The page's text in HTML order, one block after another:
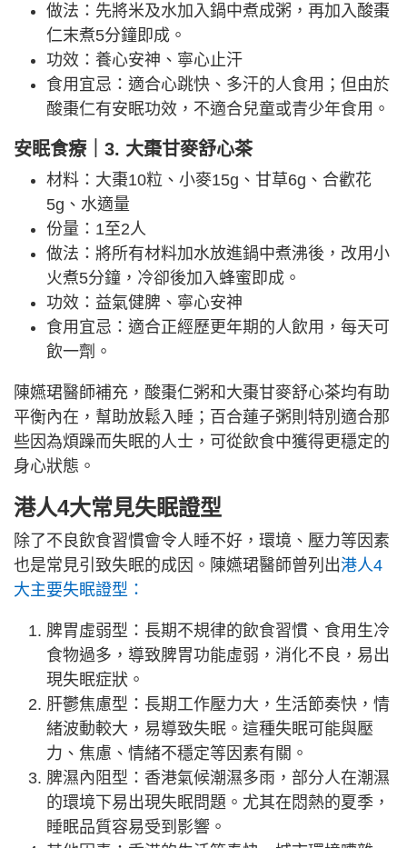
做法：先將米及水加入鍋中煮成粥，再加入酸棗
仁末煮5分鐘即成。
功效：養心安神、寧心止汗
食用宜忌：適合心跳快、多汗的人食用；但由於
酸棗仁有安眠功效，不適合兒童或青少年食用。
安眠食療｜3. 大棗甘麥舒心茶
材料：大棗10粒、小麥15g、甘草6g、合歡花
5g、水適量
份量：1至2人
做法：將所有材料加水放進鍋中煮沸後，改用小
火煮5分鐘，冷卻後加入蜂蜜即成。
功效：益氣健脾、寧心安神
食用宜忌：適合正經歷更年期的人飲用，每天可
飲一劑。
陳嬿珺醫師補充，酸棗仁粥和大棗甘麥舒心茶均有助
平衡內在，幫助放鬆入睡；百合蓮子粥則特別適合那
些因為煩躁而失眠的人士，可從飲食中獲得更穩定的
身心狀態。
港人4大常見失眠證型
除了不良飲食習慣會令人睡不好，環境、壓力等因素
也是常見引致失眠的成因。陳嬿珺醫師曾列出港人4
大主要失眠證型：
脾胃虛弱型：長期不規律的飲食習慣、食用生冷
食物過多，導致脾胃功能虛弱，消化不良，易出
現失眠症狀。
肝鬱焦慮型：長期工作壓力大，生活節奏快，情
緒波動較大，易導致失眠。這種失眠可能與壓
力、焦慮、情緒不穩定等因素有關。
脾濕內阻型：香港氣候潮濕多雨，部分人在潮濕
的環境下易出現失眠問題。尤其在悶熱的夏季，
睡眠品質容易受到影響。